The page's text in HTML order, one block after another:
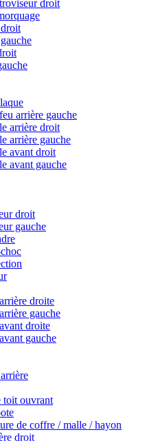
droit
arrière gauche
arrière droit
arrière gauche
avant droit
avant gauche
droit
gauche
droite
gauche
droite
gauche
toit ouvrant
de coffre / malle / hayon
droit